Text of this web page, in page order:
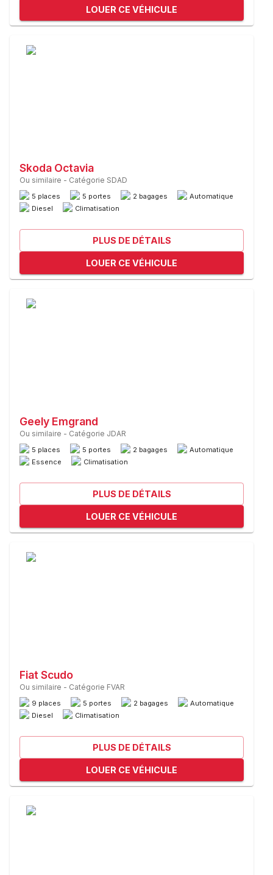
LOUER CE VÉHICULE
Skoda Octavia
Ou similaire - Catégorie SDAD
5 places 5 portes 2 bagages
Automatique
Diesel
Climatisation
PLUS DE DÉTAILS
LOUER CE VÉHICULE
Geely Emgrand
Ou similaire - Catégorie JDAR
5 places 5 portes 2 bagages
Automatique
Essence
Climatisation
PLUS DE DÉTAILS
LOUER CE VÉHICULE
Fiat Scudo
Ou similaire - Catégorie FVAR
9 places 5 portes 2 bagages
Automatique
Diesel
Climatisation
PLUS DE DÉTAILS
LOUER CE VÉHICULE